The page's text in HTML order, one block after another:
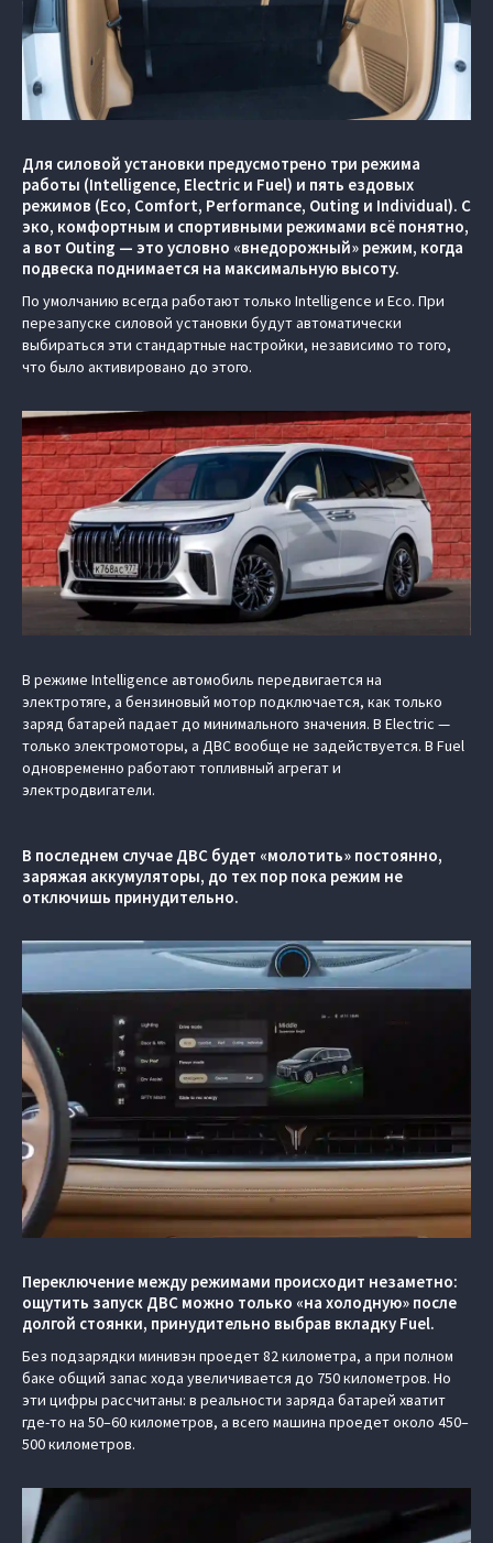
Для силовой установки предусмотрено три режима
работы (Intelligence, Electric и Fuel) и пять ездовых
режимов (Eco, Comfort, Performance, Outing и Individual). С
эко, комфортным и спортивными режимами всё понятно,
а вот Outing — это условно «внедорожный» режим, когда
подвеска поднимается на максимальную высоту.
По умолчанию всегда работают только Intelligence и Eco. При
перезапуске силовой установки будут автоматически
выбираться эти стандартные настройки, независимо то того,
что было активировано до этого.
В режиме Intelligence автомобиль передвигается на
электротяге, а бензиновый мотор подключается, как только
заряд батарей падает до минимального значения. В Electric —
только электромоторы, а ДВС вообще не задействуется. В Fuel
одновременно работают топливный агрегат и
электродвигатели.
В последнем случае ДВС будет «молотить» постоянно,
заряжая аккумуляторы, до тех пор пока режим не
отключишь принудительно.
Переключение между режимами происходит незаметно:
ощутить запуск ДВС можно только «на холодную» после
долгой стоянки, принудительно выбрав вкладку Fuel.
Без подзарядки минивэн проедет 82 километра, а при полном
баке общий запас хода увеличивается до 750 километров. Но
эти цифры рассчитаны: в реальности заряда батарей хватит
где-то на 50–60 километров, а всего машина проедет около 450–
500 километров.